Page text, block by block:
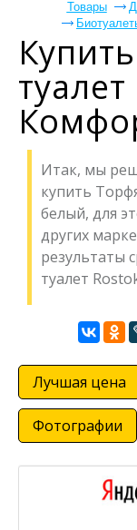
Товары
Итак, мы
купить
белый, для
других
результаты
туалет
Лучшая цена
Фотографии